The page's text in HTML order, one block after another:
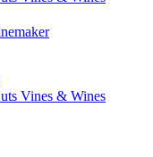
Vines & Wines